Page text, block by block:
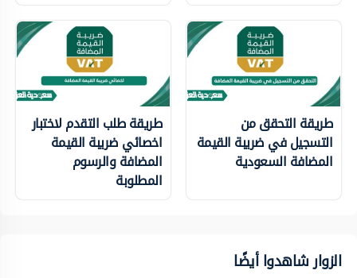
طريقة التحقق من
التسجيل في ضريبة القيمة
المضافة السعودية
طريقة طلب التقدم لاختبار
اخصائي ضريبة القيمة
المضافة والرسوم
المطلوبة
الزوار شاهدوا أيضًا